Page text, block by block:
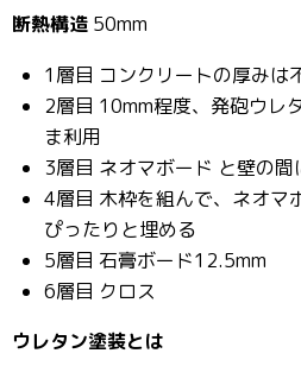
断熱構造 50mm
1層目 コンクリートの厚みは
2層目 10mm程度、発砲ウレ
ま利用
3層目 ネオマボード と壁の
4層目 木枠を組んで、ネオマ
ぴったりと埋める
5層目 石膏ボード12.5mm
6層目 クロス
ウレタン塗装とは